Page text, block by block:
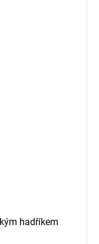
hadříkem